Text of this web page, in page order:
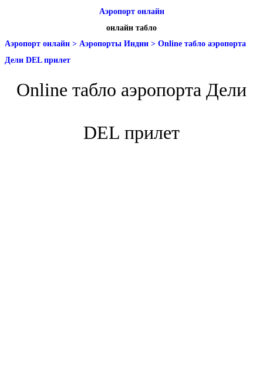
Аэропорт онлайн
онлайн табло
Аэропорт онлайн > Аэропорты Индии > Online табло аэропорта
Дели DEL прилет
Online табло аэропорта Дели
DEL прилет